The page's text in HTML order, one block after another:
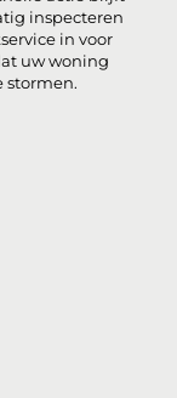
inspecteren
in voor
uw woning
stormen.